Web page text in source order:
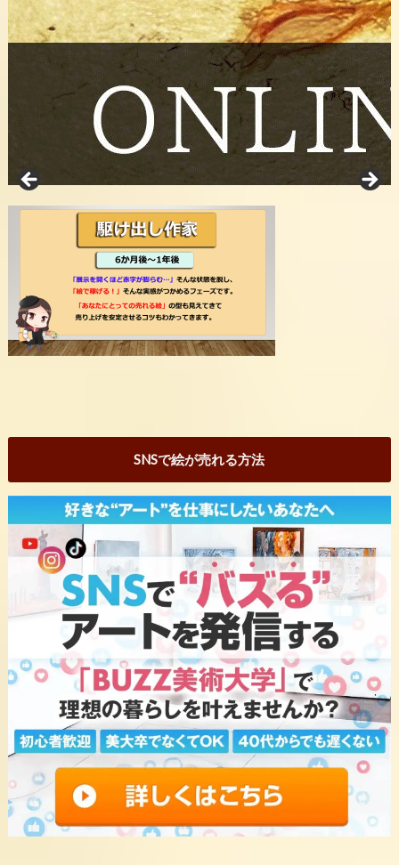
SNSで絵が売れる方法